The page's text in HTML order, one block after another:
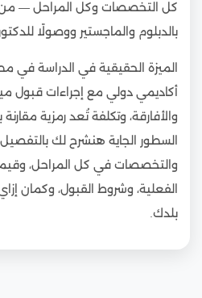
كل التخصصات وكل المراحل — من
بالدبلوم والماجستير ووصولًا
الميزة الحقيقية في الدراسة في
أكاديمي دولي مع إجراءات قبول
والأفارقة، وتكلفة تُعد رمزية مقارنة
السطور الجاية هنشرح لك
والتخصصات في كل المراحل، وقيمة
الفعلية، وشروط القبول، وكمان
بلدك.